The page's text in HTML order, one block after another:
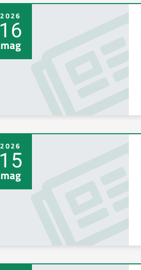
2026
16
mag
2026
15
mag